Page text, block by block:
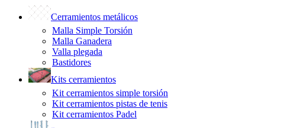
Cerramientos metálicos
Malla Simple Torsión
Malla Ganadera
Valla plegada
Bastidores
Kits cerramientos
Kit cerramientos simple torsión
Kit cerramientos pistas de tenis
Kit cerramientos Padel